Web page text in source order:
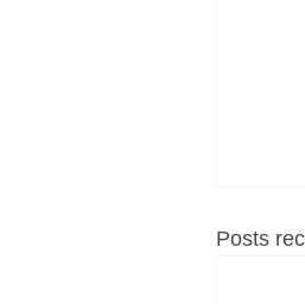
Posts